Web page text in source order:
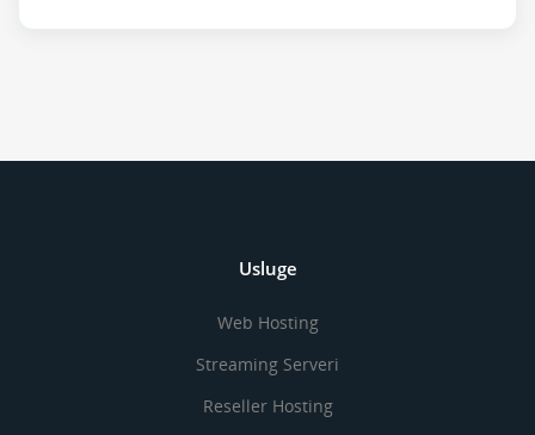
Usluge
Web Hosting
Streaming Serveri
Reseller Hosting